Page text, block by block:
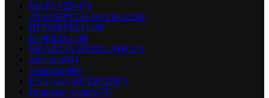
ΜΑΡΟΥΣΙ3479
ΛΥΚΟΒΡΥΣΗ-ΠΕΥΚΗ2204
ΠΕΡΙΦΕΡΕΙΑ1448
ΚΗΦΙΣΙΑ1288
ΜΕΛΙΣΣΙΑ-ΠΕΝΤΕΛΗ1275
Διόνυσος911
Χαλάνδρι909
ΕΛΛΑΔΑ-ΚΟΣΜΟΣ853
Ηράκλειο Αττικής747